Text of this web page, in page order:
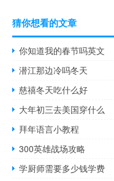
猜你想看的文章
你知道我的春节吗英文
潜江那边冷吗冬天
慈禧冬天吃什么好
大年初三去美国穿什么
拜年语言小教程
300英雄战场攻略
学厨师需要多少钱学费